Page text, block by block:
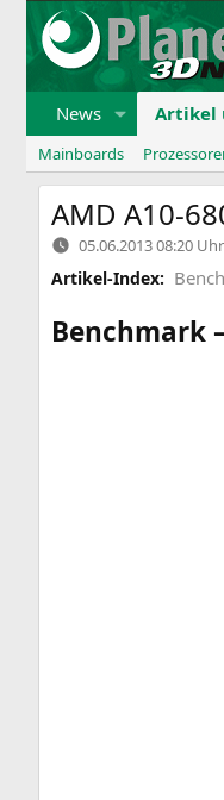
Zum
Inhalt
springen
News Artikel
Mainboards
AMD A10-
05.06.2013 08:20 Uhr
Artikel-Index:
Benchmark